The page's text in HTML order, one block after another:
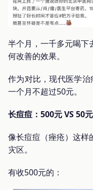
半个月，一千多元喝下
何改善的效果。
作为对比，现代医学治
一个月不超过50元。
长痘痘：500元 VS 50元
像长痘痘（痤疮）这样
灾区。
有收500元的：